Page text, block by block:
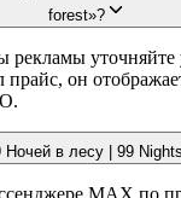
forest»?
уточняйте
прайс, он
Ночей в лесу | 99
MAX по